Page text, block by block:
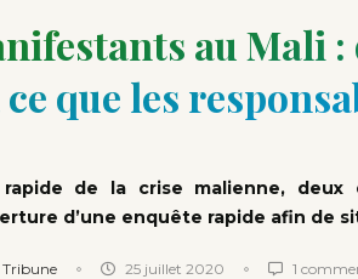
au Mali :
que les
de la crise malienne, deux
d’une enquête rapide afin de
Tribune 25 juillet 2020 1